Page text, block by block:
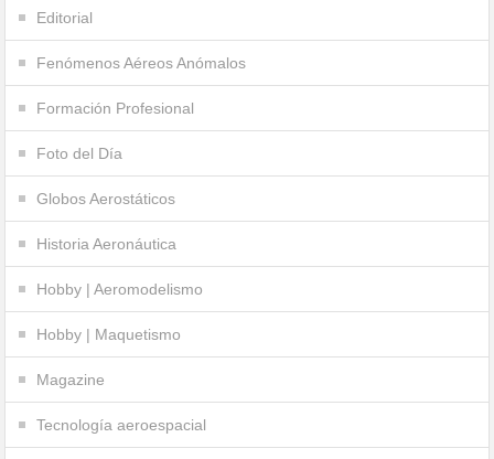
Editorial
Fenómenos Aéreos Anómalos
Formación Profesional
Foto del Día
Globos Aerostáticos
Historia Aeronáutica
Hobby | Aeromodelismo
Hobby | Maquetismo
Magazine
Tecnología aeroespacial